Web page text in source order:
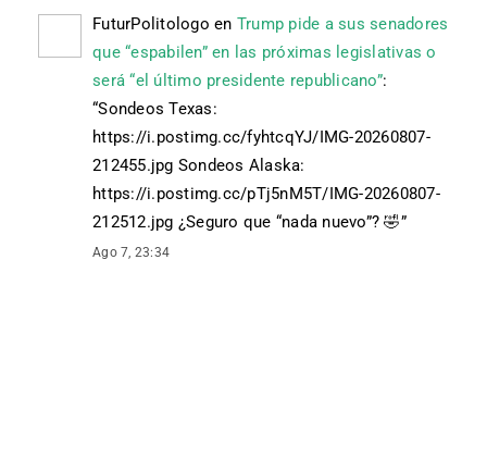
FuturPolitologo en Trump pide a sus senadores
que “espabilen” en las próximas legislativas o
será “el último presidente republicano”:
“Sondeos Texas:
https://i.postimg.cc/fyhtcqYJ/IMG-20260807-
212455.jpg Sondeos Alaska:
https://i.postimg.cc/pTj5nM5T/IMG-20260807-
212512.jpg ¿Seguro que “nada nuevo”? 🤣”
Ago 7, 23:34